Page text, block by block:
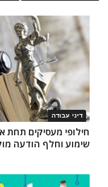
דיני עבודה
חילופי מעסיקים תחת
שימוע וחלף הודעה